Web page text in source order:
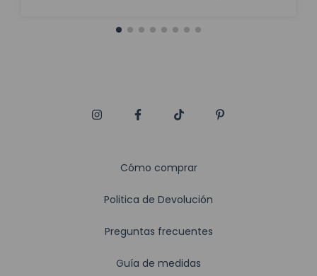
Cómo comprar
Politica de Devolución
Preguntas frecuentes
Guía de medidas